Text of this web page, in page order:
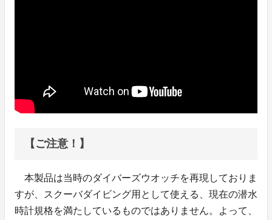
【ご注意！】
本製品は当時のダイバーズウオッチを再現しておりま
すが、スクーバダイビング用として使える、現在の潜水
時計規格を満たしているものではありません。よって、